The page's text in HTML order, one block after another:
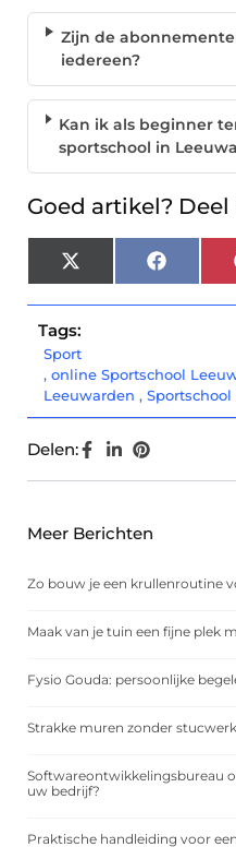
Zijn de
iedereen?
Kan ik als beginner
sportschool in
Goed artikel?
X
(Twitter)
Tags:
Sport
, online Sportschool
Leeuwarden ,
Delen:
Meer Berichten
Zo bouw je een krullenroutine
Maak van je tuin een fijne plek
Fysio Gouda: persoonlijke
Strakke muren zonder
Softwareontwikkelingsbureau
uw bedrijf?
Praktische handleiding voor